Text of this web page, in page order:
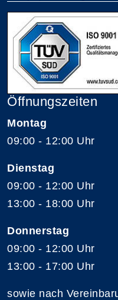
Öffnungszeiten
Montag
09:00 - 12:00 Uhr
Dienstag
09:00 - 12:00 Uhr
13:00 - 18:00 Uhr
Donnerstag
09:00 - 12:00 Uhr
13:00 - 17:00 Uhr
sowie nach